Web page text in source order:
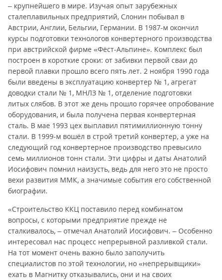
– крупнейшего в мире. Изучая опыт зарубежных
сталеплавильных предприятий, Слонин побывал в
Австрии, Англии, Бельгии, Германии. В 1987-м окончил
курсы подготовки технологов конвертерного производства
при австрийской фирме «Фёст-Альпине». Комплекс был
построен в короткие сроки: от забивки первой сваи до
первой плавки прошло всего пять лет. 2 ноября 1990 года
были введены в эксплуатацию конвертер № 1, агрегат
доводки стали № 1, МНЛЗ № 1, отделение подготовки
литых слябов. В этот же день прошло горячее опробование
оборудования, и была получена первая конвертерная
сталь. В мае 1993 цех выплавил пятимиллионную тонну
стали. В 1999-м вошёл в строй третий конвертер, а уже на
следующий год конвертерное производство превысило
семь миллионов тонн стали. Эти цифры и даты Анатолий
Иосифович помнил наизусть, ведь для него это не просто
вехи развития ММК, а значимые события его собственной
биографии.
«Строительство ККЦ поставило перед комбинатом
вопросы, с которыми предприятие прежде не
сталкивалось, – отмечал Анатолий Иосифович. – Особенно
интересовал нас процесс непрерывной разливкой стали.
На тот момент очень важно было заполучить
специалистов по этой технологии, но «непрерывщики»
ехать в Магнитку отказывались, они и на своих